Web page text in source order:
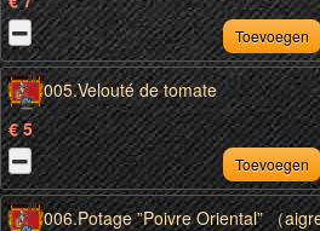
Toevoegen
005.Velouté de tomate
€ 5
Toevoegen
006.Potage ”Poivre Oriental” （